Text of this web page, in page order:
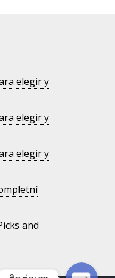
elegir y
elegir y
elegir y
and